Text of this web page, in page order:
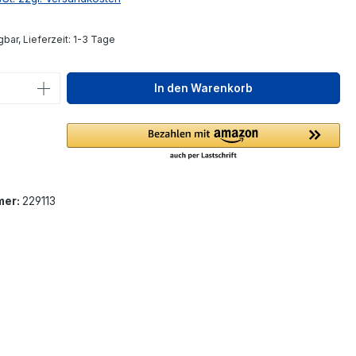
Lieferzeit: 1-3 Tage
Anzahl: Gib den gewünschten Wert
In den Warenkorb
229113